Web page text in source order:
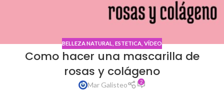
BELLEZA NATURAL ESTETICA VÍDEO
Como hacer una mascarilla de
rosas y colágeno
Mar Galisteo 2